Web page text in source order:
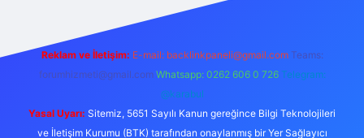
Reklam ve İletişim: E-mail: backlinkpaneli@gmail.com Teams:
forumhizmeti@gmail.com Whatsapp: 0262 606 0 726 Telegram:
@karabul
Yasal Uyarı: Sitemiz, 5651 Sayılı Kanun gereğince Bilgi Teknolojileri
ve İletişim Kurumu (BTK) tarafından onaylanmış bir Yer Sağlayıcı